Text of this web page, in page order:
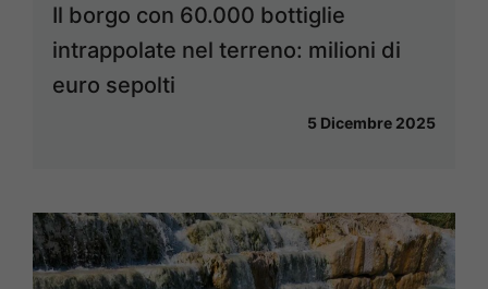
Il borgo con 60.000 bottiglie
intrappolate nel terreno: milioni di
euro sepolti
5 Dicembre 2025